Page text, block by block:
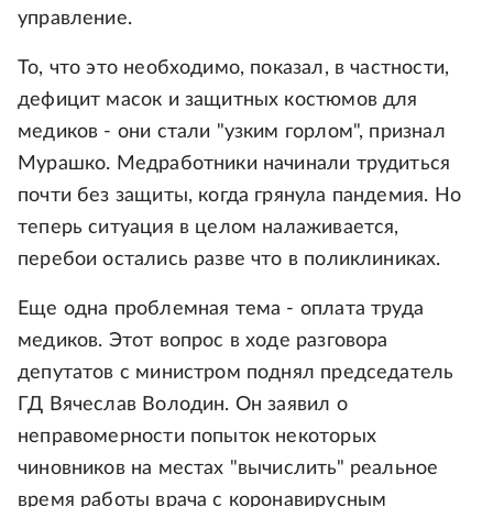
управление.
То, что это необходимо, показал, в частности,
дефицит масок и защитных костюмов для
медиков - они стали "узким горлом", признал
Мурашко. Медработники начинали трудиться
почти без защиты, когда грянула пандемия. Но
теперь ситуация в целом налаживается,
перебои остались разве что в поликлиниках.
Еще одна проблемная тема - оплата труда
медиков. Этот вопрос в ходе разговора
депутатов с министром поднял председатель
ГД Вячеслав Володин. Он заявил о
неправомерности попыток некоторых
чиновников на местах "вычислить" реальное
время работы врача с коронавирусным